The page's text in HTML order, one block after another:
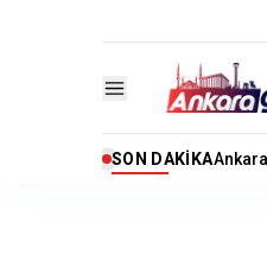
SON DAKIKA